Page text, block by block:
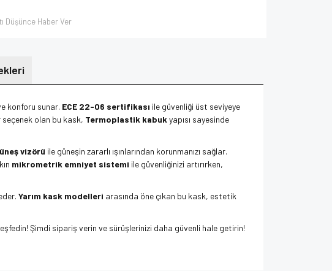
Düşünce Haber Ver
konforu sunar. ECE 22-06 sertifikası ile güvenliği üst seviyeye
olan bu kask, Termoplastik kabuk yapısı sayesinde
vizörü ile güneşin zararlı ışınlarından korunmanızı sağlar.
mikrometrik emniyet sistemi ile güvenliğinizi artırırken,
Yarım kask modelleri arasında öne çıkan bu kask, estetik
Şimdi sipariş verin ve sürüşlerinizi daha güvenli hale getirin!